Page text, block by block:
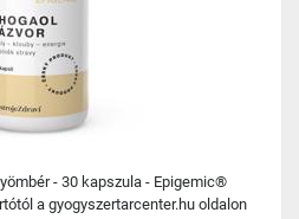
- 30 kapszula - Epigemic®
a gyogyszertarcenter.hu oldalon